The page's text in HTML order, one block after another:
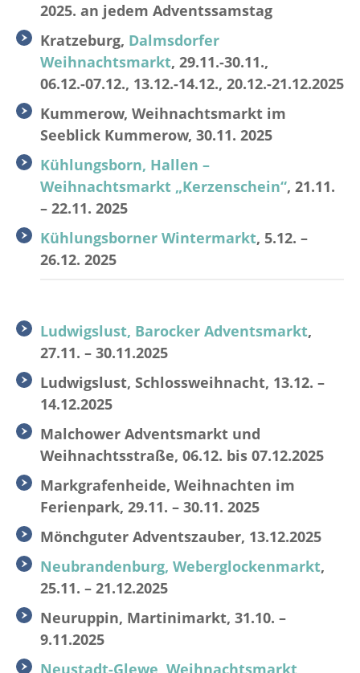
2025. an jedem Adventssamstag
Kratzeburg, Dalmsdorfer
Weihnachtsmarkt, 29.11.-30.11.,
06.12.-07.12., 13.12.-14.12., 20.12.-21.12.2025
Kummerow, Weihnachtsmarkt im
Seeblick Kummerow, 30.11. 2025
Kühlungsborn, Hallen –
Weihnachtsmarkt „Kerzenschein“, 21.11.
– 22.11. 2025
Kühlungsborner Wintermarkt, 5.12. –
26.12. 2025
Ludwigslust, Barocker Adventsmarkt,
27.11. – 30.11.2025
Ludwigslust, Schlossweihnacht, 13.12. –
14.12.2025
Malchower Adventsmarkt und
Weihnachtsstraße, 06.12. bis 07.12.2025
Markgrafenheide, Weihnachten im
Ferienpark, 29.11. – 30.11. 2025
Mönchguter Adventszauber, 13.12.2025
Neubrandenburg, Weberglockenmarkt,
25.11. – 21.12.2025
Neuruppin, Martinimarkt, 31.10. –
9.11.2025